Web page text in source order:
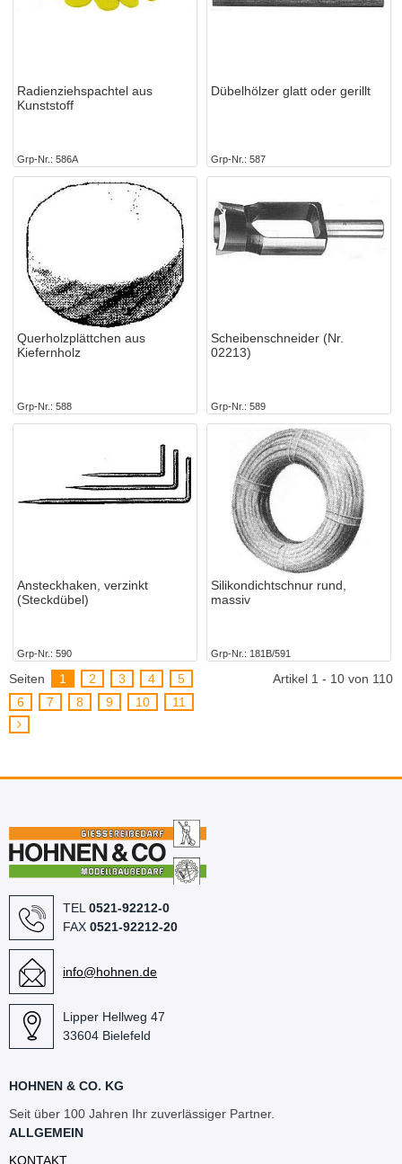
Radienziehspachtel aus
Kunststoff
Grp-Nr. 586A
Dübelhölzer glatt oder gerillt
Grp-Nr. 587
Querholzplättchen aus
Kiefernholz
Grp-Nr. 588
Scheibenschneider (Nr.
02213)
Grp-Nr. 589
Ansteckhaken, verzinkt
(Steckdübel)
Grp-Nr. 590
Silikondichtschnur rund,
massiv
Grp-Nr. 181B/591
Seiten 1 2 3 4
5
6
7 8 9 10 11
Artikel 1 - 10 von 110
TEL 0521-92212-0
FAX 0521-92212-20
info@hohnen.de
Lipper Hellweg 47
33604 Bielefeld
HOHNEN & CO. KG
Seit über 100 Jahren Ihr zuverlässiger Partner.
ALLGEMEIN
KONTAKT